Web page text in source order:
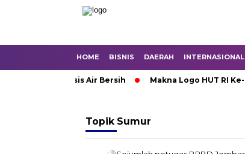
HOME BISNIS DAERAH INTERNASIONAL
Mojokerto Krisis Air Bersih Makna Logo HUT RI Ke-80
Topik Sumur